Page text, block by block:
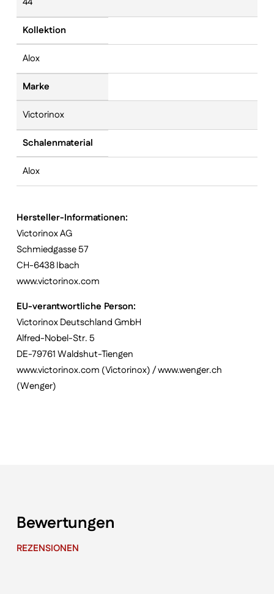
Kollektion
Alox
Marke
Victorinox
Schalenmaterial
Alox
Hersteller-Informationen:
Victorinox AG
Schmiedgasse 57
CH-6438 Ibach
www.victorinox.com
EU-verantwortliche Person:
Victorinox Deutschland GmbH
Alfred-Nobel-Str. 5
DE-79761 Waldshut-Tiengen
www.victorinox.com (Victorinox) / www.wenger.ch
(Wenger)
Bewertungen
REZENSIONEN